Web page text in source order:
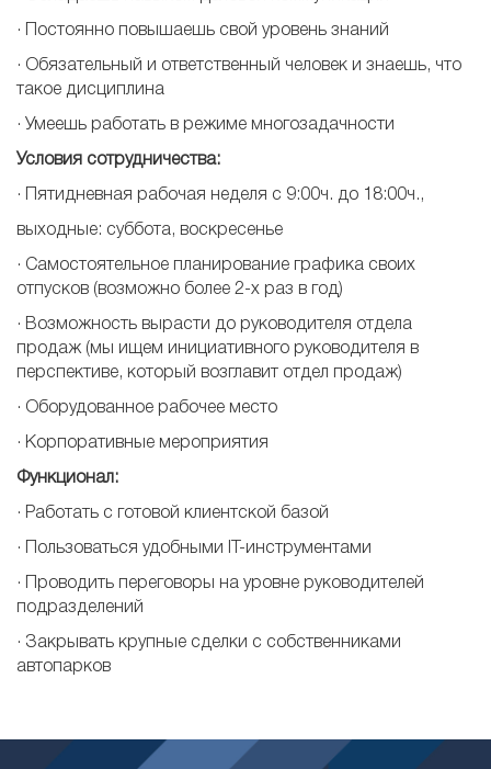
· Постоянно повышаешь свой уровень знаний
· Обязательный и ответственный человек и знаешь, что
такое дисциплина
· Умеешь работать в режиме многозадачности
Условия сотрудничества:
· Пятидневная рабочая неделя с 9:00ч. до 18:00ч.,
выходные: суббота, воскресенье
· Самостоятельное планирование графика своих
отпусков (возможно более 2-х раз в год)
· Возможность вырасти до руководителя отдела
продаж (мы ищем инициативного руководителя в
перспективе, который возглавит отдел продаж)
· Оборудованное рабочее место
· Корпоративные мероприятия
Функционал:
· Работать с готовой клиентской базой
· Пользоваться удобными IT-инструментами
· Проводить переговоры на уровне руководителей
подразделений
· Закрывать крупные сделки с собственниками
автопарков